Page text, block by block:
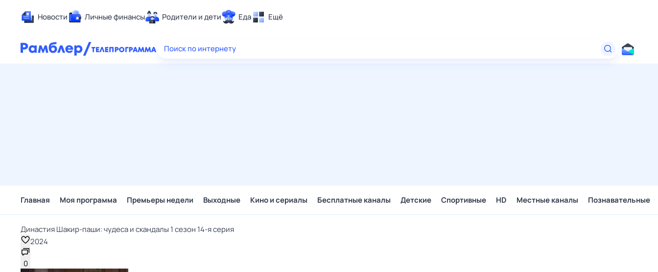
Новости Личные финансы Родители и дети Еда Ещё
Здоровье
Поиск по интернету
Главная Моя программа Премьеры недели Выходные Кино и сериалы Бесплатные каналы Детские Спортивные HD Местные каналы Познавательные
Династия Шакир-паши: чудеса и скандалы 1 сезон 14-я серия
2024
0